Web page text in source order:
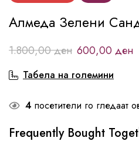
Алмеда Зелени
1.800,00ден 600,00 ден
Табела на големини
4 посетители го гледаат
Frequently Bought